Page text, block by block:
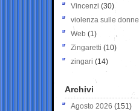
Vincenzi (30)
violenza sulle donne
Web (1)
Zingaretti (10)
zingari (14)
Archivi
Agosto 2026 (151)